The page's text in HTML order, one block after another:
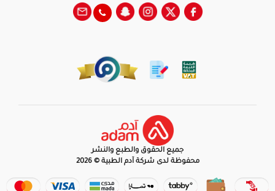
جميع الحقوق والطبع والنشر
محفوظة لدى شركة آدم الطبية © 2026